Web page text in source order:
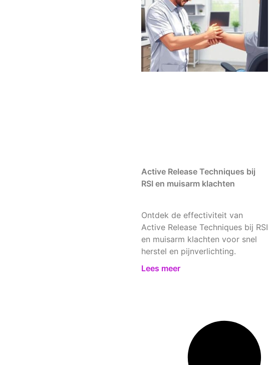
Active Release Techniques bij
RSI en muisarm klachten
Ontdek de effectiviteit van
Active Release Techniques bij RSI
en muisarm klachten voor snel
herstel en pijnverlichting.
Lees meer